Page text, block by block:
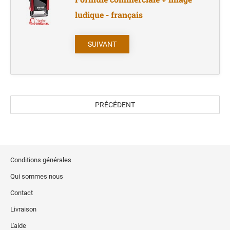
ludique - français
SUIVANT
PRÉCÉDENT
Conditions générales
Qui sommes nous
Contact
Livraison
L'aide